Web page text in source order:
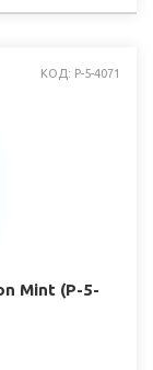
КОД: P-5-4071
Mint (P-5-